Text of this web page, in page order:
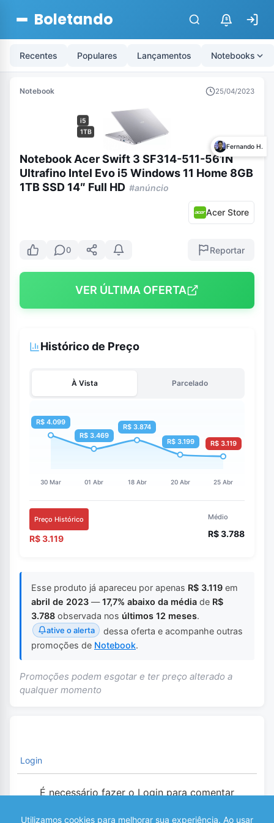
Boletando $
Recentes Populares Lançamentos Notebooks
Notebook 25/04/2023
i5
1TB
Fernando H.
Notebook Acer Swift 3 SF314-511-561N
Ultrafino Intel Evo i5 Windows 11 Home 8GB
1TB SSD 14″ Full HD #anúncio
Acer Store
0 Reportar
VER ÚLTIMA OFERTA
Histórico de Preço
À Vista Parcelado
Preço Histórico
R$ 3.119
Médio
R$ 3.788
Esse produto já apareceu por apenas R$ 3.119 em
abril de 2023 —17,7% abaixo da média de R$
3.788 observada nos últimos 12 meses.
ative o alerta
dessa oferta e acompanhe outras
promoções de Notebook.
Promoções podem esgotar e ter preço alterado a
qualquer momento
Login
É necessário fazer o Login para comentar